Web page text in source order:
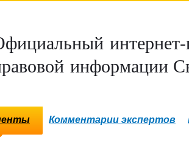
интернет-
информации
Комментарии экспертов